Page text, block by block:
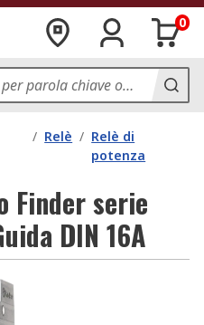
0
/ Relè / Relè di
potenza
Finder serie
DIN 16A